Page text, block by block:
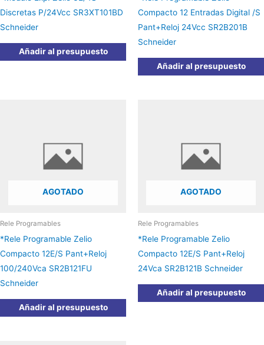
Discretas P/24Vcc SR3XT101BD
Schneider
Añadir al presupuesto
Compacto 12 Entradas Digital /S
Pant+Reloj 24Vcc SR2B201B
Schneider
Añadir al presupuesto
AGOTADO
Rele Programables
*Rele Programable Zelio
Compacto 12E/S Pant+Reloj
100/240Vca SR2B121FU
Schneider
Añadir al presupuesto
AGOTADO
Rele Programables
*Rele Programable Zelio
Compacto 12E/S Pant+Reloj
24Vca SR2B121B Schneider
Añadir al presupuesto